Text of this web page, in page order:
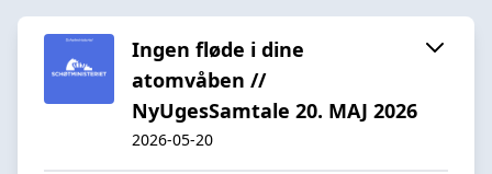
Ingen fløde i dine
atomvåben //
NyUgesSamtale 20. MAJ 2026
2026-05-20